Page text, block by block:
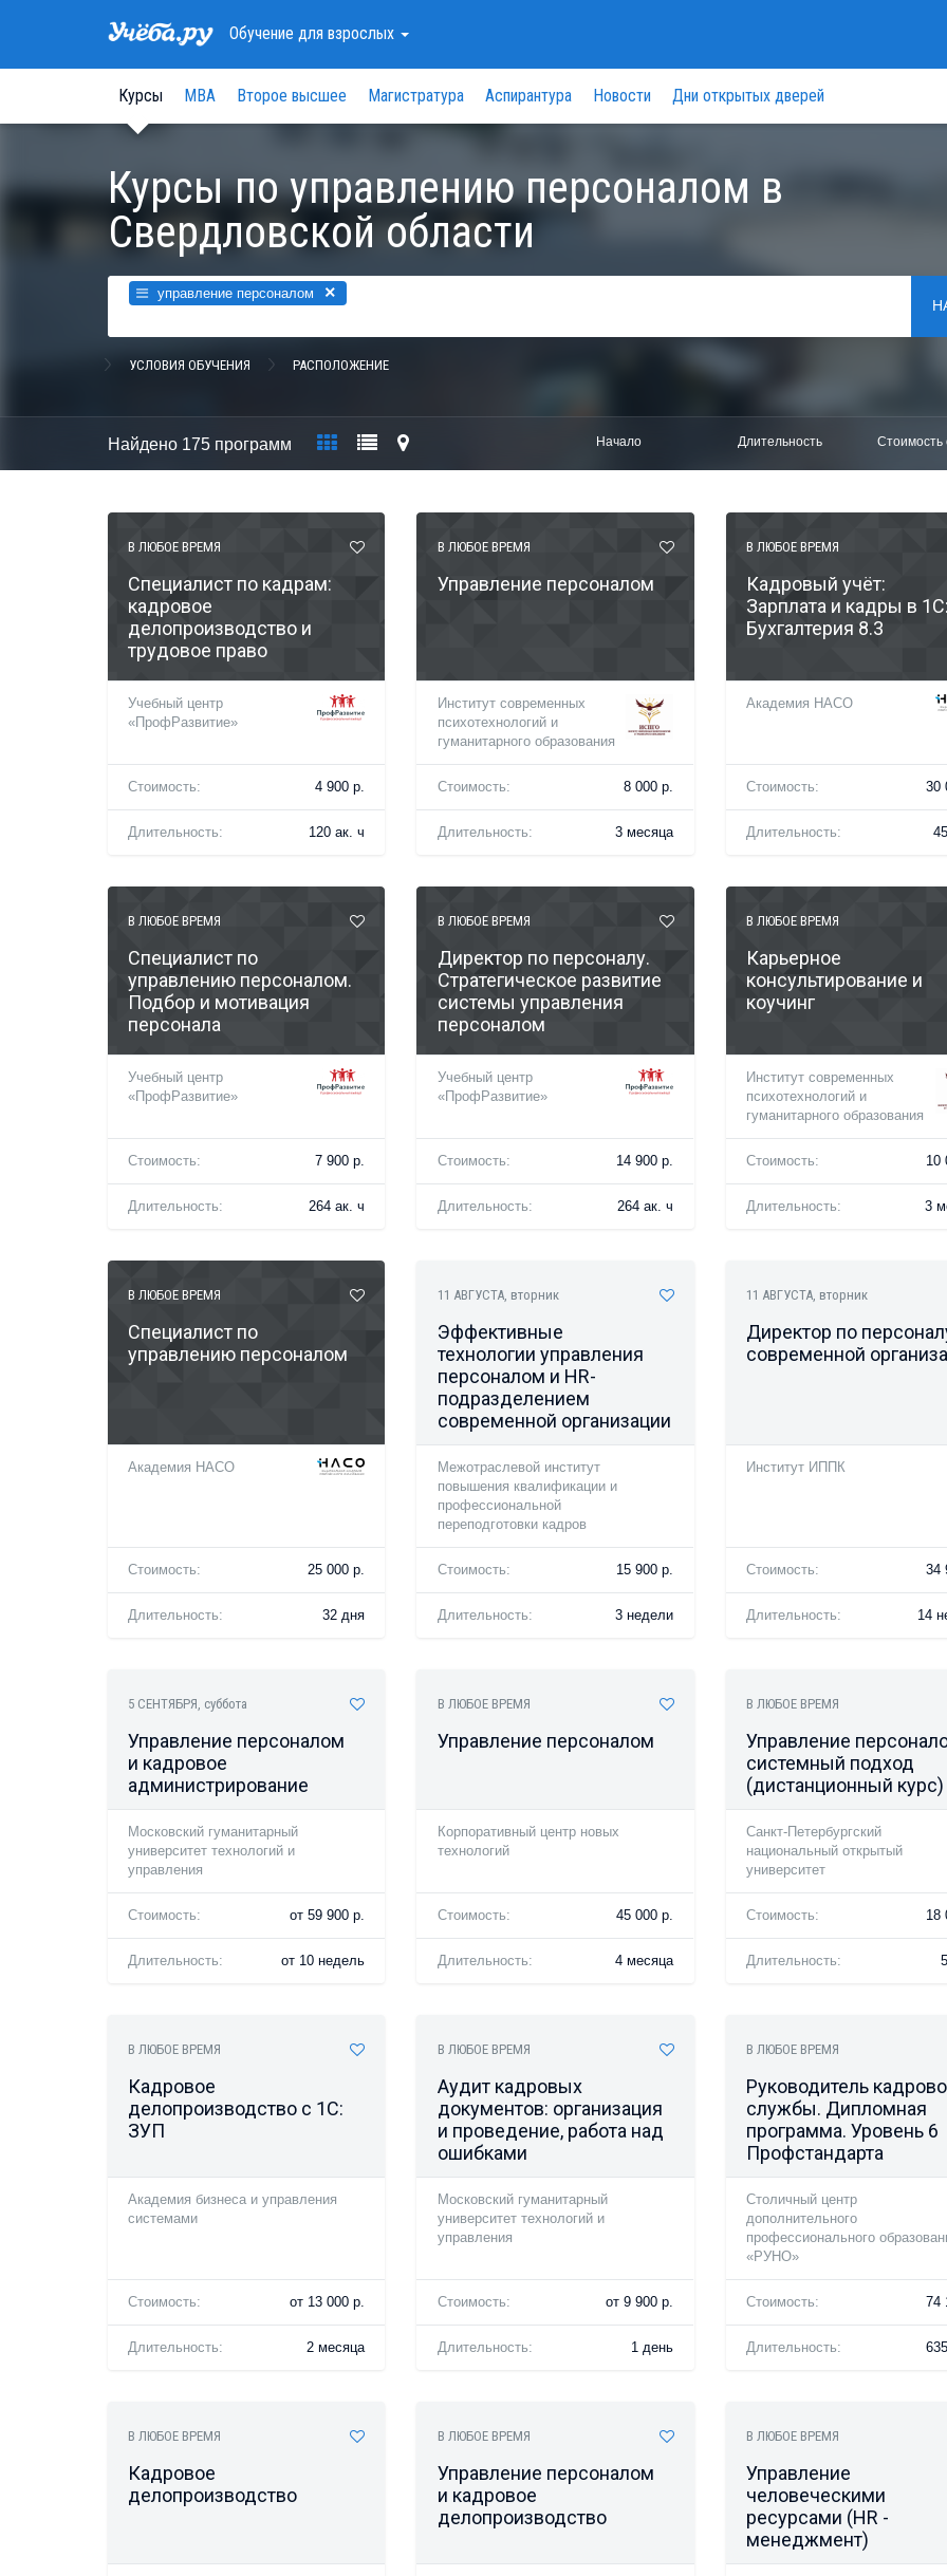
Обучениедля взрослых
Курсы МВА Второе высшее Магистратура Аспирантура Новости Дни открытых дверей
Курсы по управлению персоналом в
Свердловской области
управление персоналом ×
УСЛОВИЯ ОБУЧЕНИЯ РАСПОЛОЖЕНИЕ
Найдено 175 программ Начало Длительность Стоимость
В ЛЮБОЕ ВРЕМЯ
Специалист по кадрам:
кадровое
делопроизводство и
трудовое право
Учебный центр
«ПрофРазвитие»
Стоимость: 4 900 р.
Длительность: 120 ак. ч
В ЛЮБОЕ ВРЕМЯ
Управление персоналом
Институт современных
психотехнологий и
гуманитарного образования
Стоимость: 8 000 р.
Длительность: 3 месяца
В ЛЮБОЕ ВРЕМЯ
Кадровый учёт:
Зарплата и кадры в 1С:
Бухгалтерия 8.3
Академия НАСО
Стоимость: 30
Длительность:
В ЛЮБОЕ ВРЕМЯ
Специалист по
управлению персоналом.
Подбор и мотивация
персонала
Учебный центр
«ПрофРазвитие»
Стоимость: 7 900 р.
Длительность: 264 ак. ч
В ЛЮБОЕ ВРЕМЯ
Директор по персоналу.
Стратегическое развитие
системы управления
персоналом
Учебный центр
«ПрофРазвитие»
Стоимость: 14 900 р.
Длительность: 264 ак. ч
В ЛЮБОЕ ВРЕМЯ
Карьерное
консультирование и
коучинг
Институт современных
психотехнологий и
гуманитарного образования
Стоимость: 10
Длительность: 3
В ЛЮБОЕ ВРЕМЯ
Специалист по
управлению персоналом
Академия НАСО
Стоимость: 25 000 р.
Длительность: 32 дня
11 АВГУСТА, вторник
Эффективные
технологии управления
персоналом и HR-
подразделением
современной организации
Межотраслевой институт
повышения квалификации и
профессиональной
переподготовки кадров
Стоимость: 15 900 р.
Длительность: 3 недели
11 АВГУСТА , вторник
Директор по
современной
Институт ИППК
Стоимость: 34
Длительность: 14
5 СЕНТЯБРЯ , суббота
Управление персоналом
и кадровое
администрирование
Московский гуманитарный
университет технологий и
управления
Стоимость: от 59 900 р.
Длительность: от 10 недель
В ЛЮБОЕ ВРЕМЯ
Управление персоналом
Корпоративный центр новых
технологий
Стоимость: 45 000 р.
Длительность: 4 месяца
В ЛЮБОЕ ВРЕМЯ
Управление
системный подход
(дистанционный курс)
Санкт-Петербургский
национальный открытый
университет
Стоимость: 18
Длительность:
В ЛЮБОЕ ВРЕМЯ
Кадровое
делопроизводство с 1С:
ЗУП
Академия бизнеса и управления
системами
Стоимость: от 13 000 р.
Длительность: 2 месяца
В ЛЮБОЕ ВРЕМЯ
Аудит кадровых
документов: организация
и проведение, работа над
ошибками
Московский гуманитарный
университет технологий и
управления
Стоимость: от 9 900 р.
Длительность: 1 день
В ЛЮБОЕ ВРЕМЯ
Руководитель
службы. Дипломная
программа. Уровень 6
Профстандарта
Столичный центр
дополнительного
профессионального
«РУНО»
Стоимость: 74
Длительность:
В ЛЮБОЕ ВРЕМЯ
Кадровое
делопроизводство
В ЛЮБОЕ ВРЕМЯ
Управление персоналом
и кадровое
делопроизводство
В ЛЮБОЕ ВРЕМЯ
Управление
человеческими
ресурсами (HR -
менеджмент)